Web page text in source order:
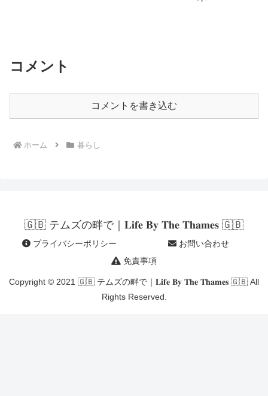
コメント
コメントを書き込む
ホーム 暮らし
🇬🇧 テムズの畔で｜𝐋𝐢𝐟𝐞 𝐁𝐲 𝐓𝐡𝐞 𝐓𝐡𝐚𝐦𝐞𝐬 🇬🇧
プライバシーポリシー
お問い合わせ
免責事項
Copyright © 2021 🇬🇧 テムズの畔で｜𝐋𝐢𝐟𝐞 𝐁𝐲 𝐓𝐡𝐞 𝐓𝐡𝐚𝐦𝐞𝐬 🇬🇧 All
Rights Reserved.